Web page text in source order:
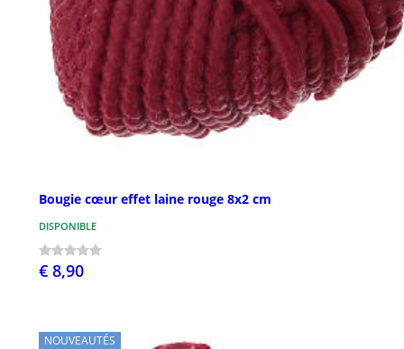
Bougie cœur effet laine rouge 8x2 cm
DISPONIBLE
€ 8,90
NOUVEAUTÉS